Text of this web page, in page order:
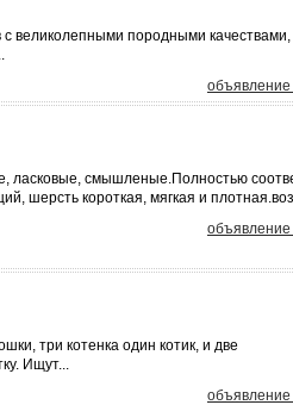
с великолепными породными качествами,
ласковые, смышленые.Полностью
шерсть короткая, мягкая и
три котенка один котик, и две
Ищут...